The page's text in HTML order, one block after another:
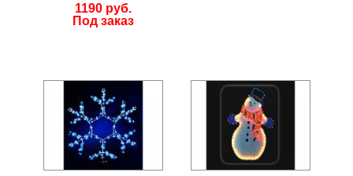
1190 руб.
Под заказ